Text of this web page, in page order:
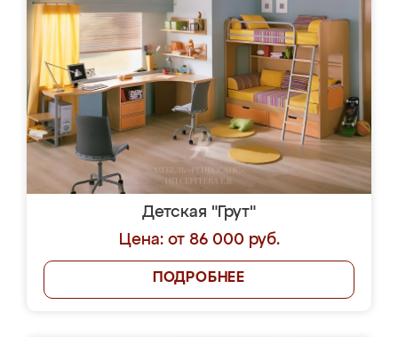
Детская "Грут"
Цена: от 86 000 руб.
ПОДРОБНЕЕ